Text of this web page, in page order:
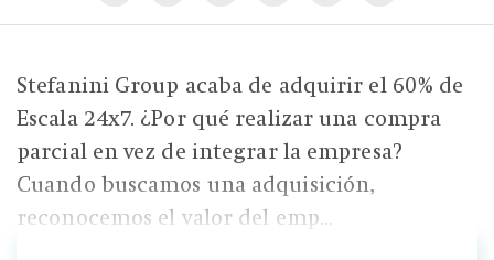
Stefanini Group acaba de adquirir el 60% de
Escala 24x7. ¿Por qué realizar una compra
parcial en vez de integrar la empresa?
Cuando buscamos una adquisición,
reconocemos el valor del emp...